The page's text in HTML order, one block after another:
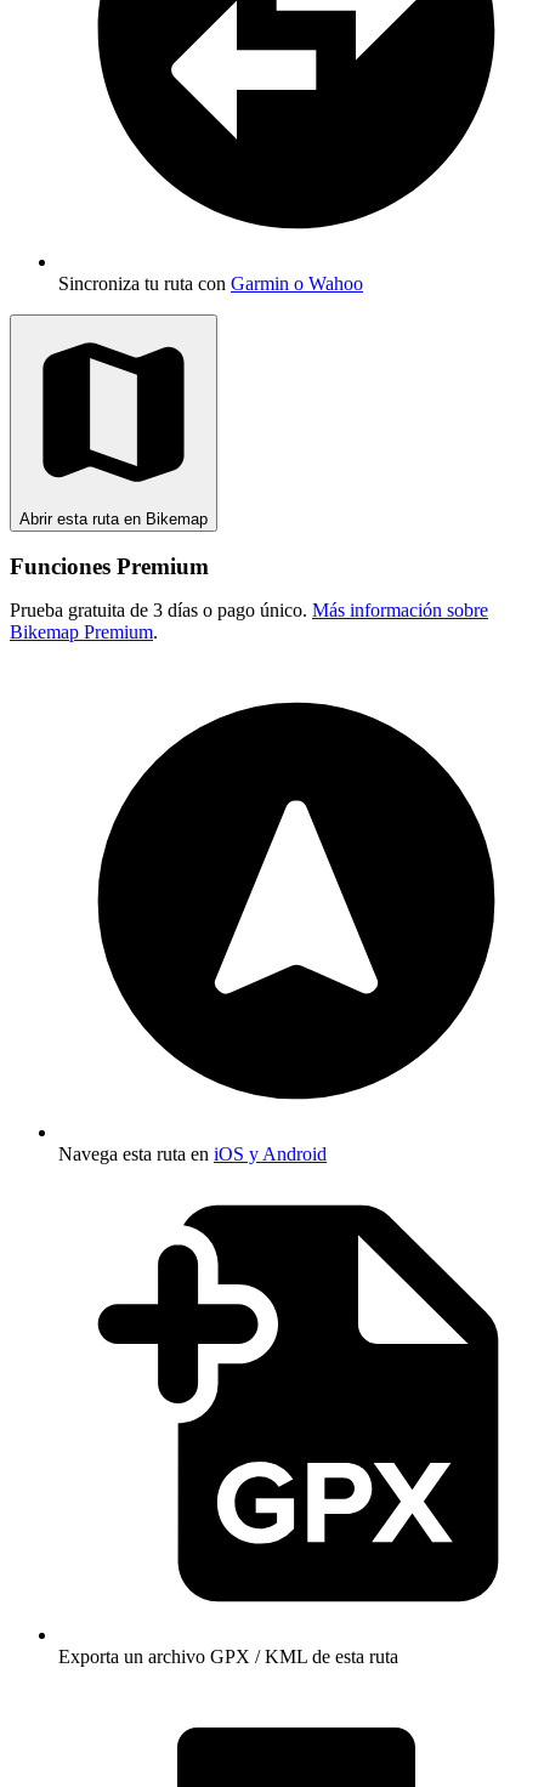
Sincroniza tu ruta con Garmin o Wahoo
Abrir esta ruta en Bikemap
Funciones Premium
Prueba gratuita de 3 días o pago único. Más información sobre
Bikemap Premium.
Navega esta ruta en iOS y Android
Exporta un archivo GPX / KML de esta ruta